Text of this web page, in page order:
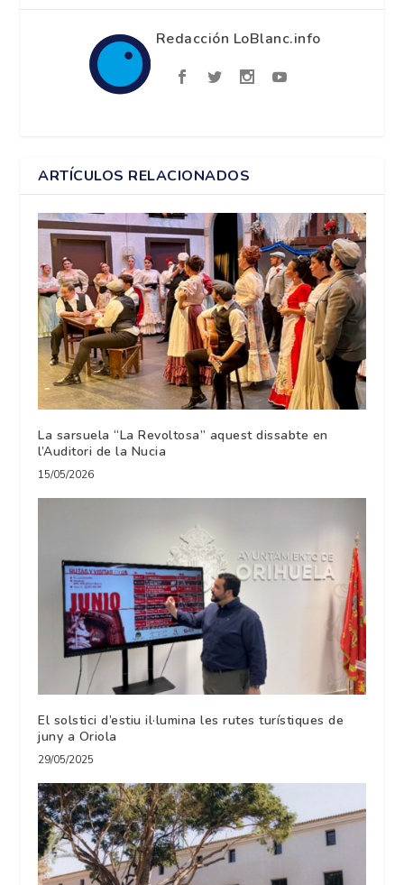
Redacción LoBlanc.info
ARTÍCULOS RELACIONADOS
La sarsuela “La Revoltosa” aquest dissabte en
l’Auditori de la Nucia
15/05/2026
El solstici d’estiu il·lumina les rutes turístiques de
juny a Oriola
29/05/2025